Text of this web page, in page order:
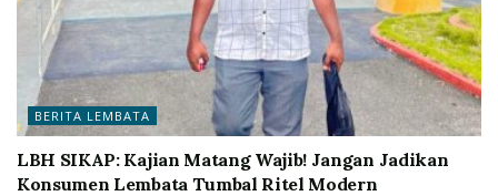
BERITA LEMBATA
LBH SIKAP: Kajian Matang Wajib! Jangan Jadikan
Konsumen Lembata Tumbal Ritel Modern